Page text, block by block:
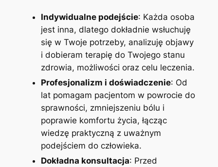
Indywidualne podejście: Każda osoba
jest inna, dlatego dokładnie wsłuchuję
się w Twoje potrzeby, analizuję objawy
i dobieram terapię do Twojego stanu
zdrowia, możliwości oraz celu leczenia.
Profesjonalizm i doświadczenie: Od
lat pomagam pacjentom w powrocie do
sprawności, zmniejszeniu bólu i
poprawie komfortu życia, łącząc
wiedzę praktyczną z uważnym
podejściem do człowieka.
Dokładna konsultacja: Przed